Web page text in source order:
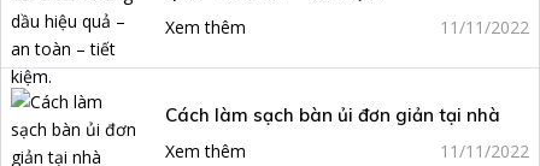
Xem thêm
11/11/2022
Cách làm sạch bàn ủi đơn giản tại nhà
Xem thêm
11/11/2022